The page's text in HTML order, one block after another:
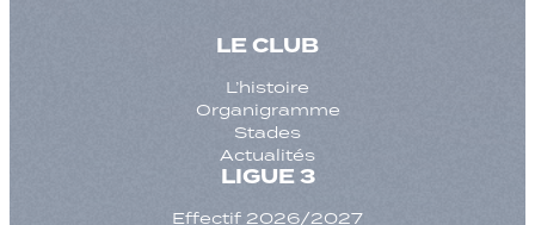
LE CLUB
L’histoire
Organigramme
Stades
Actualités
LIGUE 3
Effectif 2026/2027